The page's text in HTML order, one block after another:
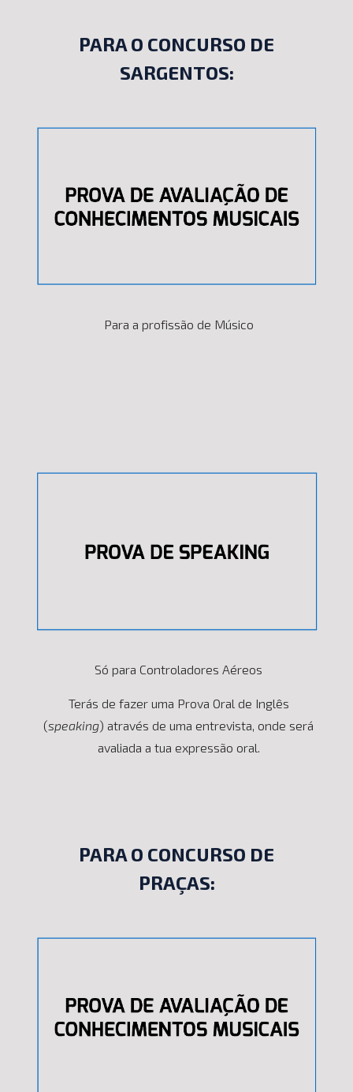
PARA O CONCURSO DE
SARGENTOS:
Para a profissão de Músico
Só para Controladores Aéreos
Terás de fazer uma Prova Oral de Inglês
(speaking) através de uma entrevista, onde será
avaliada a tua expressão oral.
PARA O CONCURSO DE
PRAÇAS: